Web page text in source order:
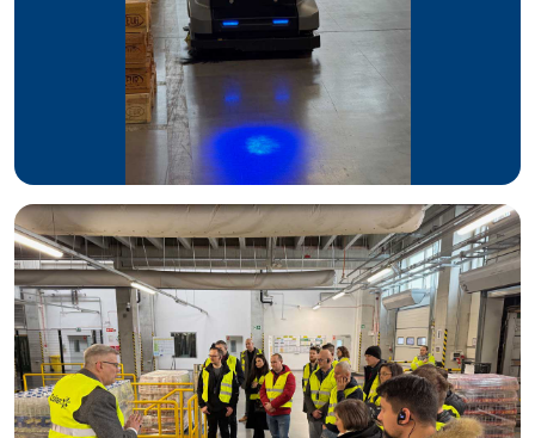
realizował dostawy do 24 miast w Polsce
pomoc Ukrainie – dostawy produktów, zorganizowanie
domu tymczasowego w Opatówku
pomoc w Covidzie – dostawy produktów do szpitali
jednoimiennych
pomoc domom dziecka, schroniskom, klubom
sportowym, placówkom edukacyjnym.
i inne